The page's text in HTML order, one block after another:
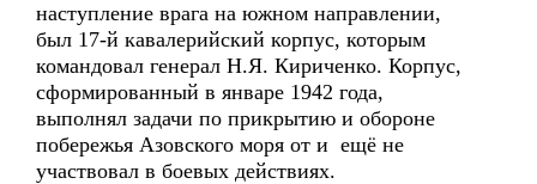
наступление врага на южном направлении,
был 17-й кавалерийский корпус, которым
командовал генерал Н.Я. Кириченко. Корпус,
сформированный в январе 1942 года,
выполнял задачи по прикрытию и обороне
побережья Азовского моря от и ещё не
участвовал в боевых действиях.